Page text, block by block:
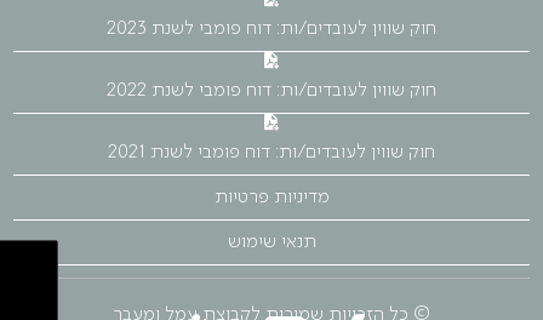
חוק שווין לעובדים/ות: דוח פומבי לשנת 2023
חוק שווין לעובדים/ות: דוח פומבי לשנת 2022
חוק שווין לעובדים/ות: דוח פומבי לשנת 2021
מדיניות פרטיות
תנאי שימוש
© כל הזכויות שמורות לקבוצת עמל ומעבר